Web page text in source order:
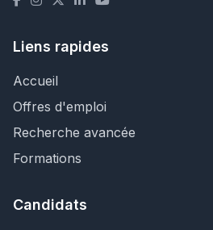
Liens rapides
Accueil
Offres d'emploi
Recherche avancée
Formations
Candidats